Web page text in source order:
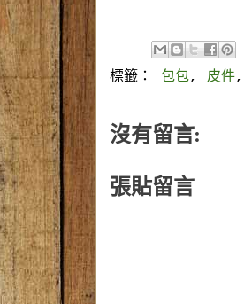
標籤： 包包, 皮件,
沒有留言:
張貼留言